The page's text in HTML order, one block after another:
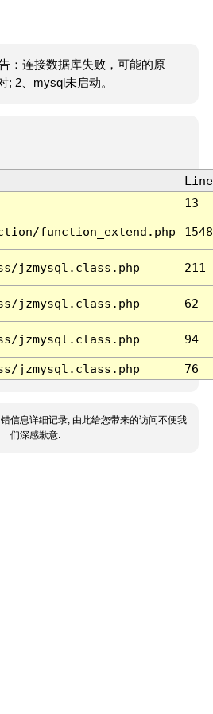
：连接数据库失败，可能的原
; 2、mysql未启动。
Line
13
function_extend.php 1548
jzmysql.class.php 211
jzmysql.class.php 62
jzmysql.class.php 94
jzmysql.class.php 76
信息详细记录, 由此给您带来的访问不便我
们深感歉意.